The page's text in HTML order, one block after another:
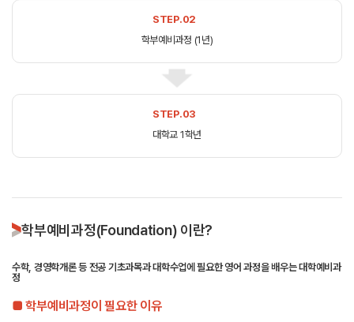
STEP.02
학부예비과정 (1년)
STEP.03
대학교 1학년
학부예비과정(Foundation) 이란?
수학, 경영학개론 등 전공 기초과목과 대학수업에 필요한 영어 과정을 배우는 대학예비과
정
■ 학부예비과정이 필요한 이유